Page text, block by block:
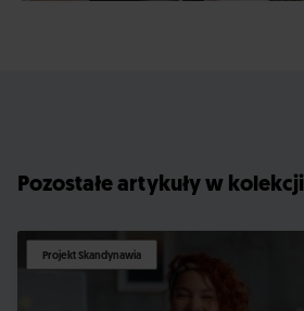
Pozostałe artykuły w kolekcji
Projekt Skandynawia